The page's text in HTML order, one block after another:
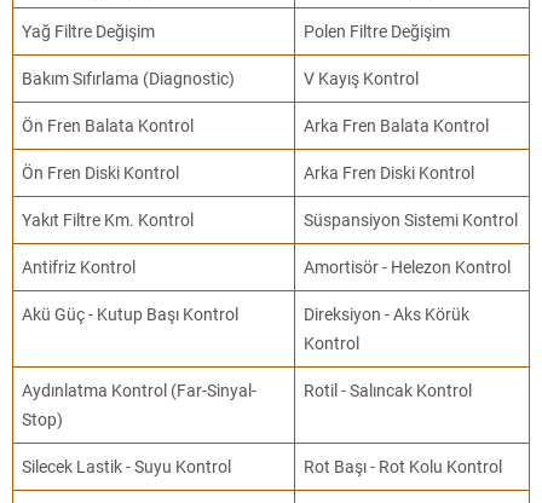
Yağ Filtre Değişim Polen Filtre Değişim
Bakım Sıfırlama (Diagnostic) V Kayış Kontrol
Ön Fren Balata Kontrol Arka Fren Balata Kontrol
Ön Fren Diski Kontrol Arka Fren Diski Kontrol
Yakıt Filtre Km. Kontrol Süspansiyon Sistemi Kontrol
Antifriz Kontrol Amortisör - Helezon Kontrol
Akü Güç - Kutup Başı Kontrol
Direksiyon - Aks Körük
Kontrol
Aydınlatma Kontrol (Far-Sinyal-
Stop)
Rotil - Salıncak Kontrol
Silecek Lastik - Suyu Kontrol Rot Başı - Rot Kolu Kontrol